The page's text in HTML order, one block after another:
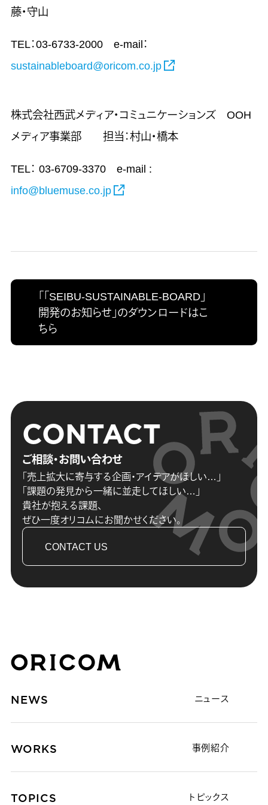
藤・守山
TEL：03-6733-2000 e-mail：
sustainableboard@oricom.co.jp
株式会社西武メディア・コミュニケーションズ OOH
メディア事業部 担当：村山・橋本
TEL： 03-6709-3370 e-mail :
info@bluemuse.co.jp
「「SEIBU-SUSTAINABLE-BOARD」
開発のお知らせ」のダウンロードはこ
ちら
ご相談・お問い合わせ
CONTACT
「売上拡大に寄与する企画・アイデアがほしい…」
「課題の発見から一緒に並走してほしい…」
貴社が抱える課題、
ぜひ一度オリコムにお聞かせください。
CONTACT US
株式会社オリコム ORICOM CO.,LTD.
NEWS ニュース
WORKS 事例紹介
TOPICS トピックス